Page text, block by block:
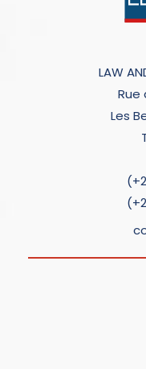
LAW
Rue
Les